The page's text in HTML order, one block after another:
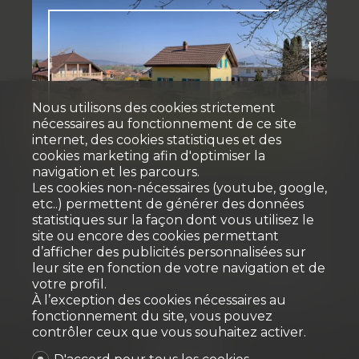
Vendu
Maison individuelle
Le Pâquier-Montbarry
~ 80 m² ~ 1'045 m²
Nous utilisons des cookies strictement
nécessaires au fonctionnement de ce site
internet, des cookies statistiques et des
cookies marketing afin d'optimiser la
navigation et les parcours.
Les cookies non-nécessaires (youtube, google,
etc..) permettent de générer des données
statistiques sur la façon dont vous utilisez le
site ou encore des cookies permettant
d’afficher des publicités personnalisées sur
leur site en fonction de votre navigation et de
votre profil.
À l’exception des cookies nécessaires au
fonctionnement du site, vous pouvez
contrôler ceux que vous souhaitez activer.